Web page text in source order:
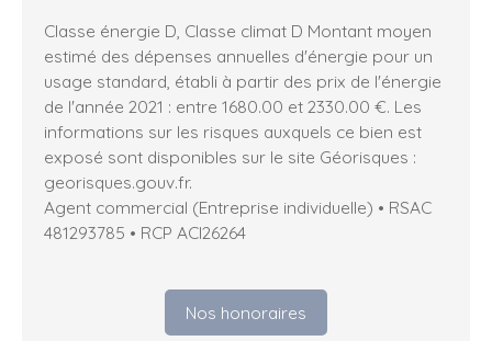
Classe énergie D, Classe climat D Montant moyen
estimé des dépenses annuelles d'énergie pour un
usage standard, établi à partir des prix de l'énergie
de l'année 2021 : entre 1680.00 et 2330.00 €. Les
informations sur les risques auxquels ce bien est
exposé sont disponibles sur le site Géorisques :
georisques.gouv.fr.
Agent commercial (Entreprise individuelle) • RSAC
481293785 • RCP ACI26264
Nos honoraires